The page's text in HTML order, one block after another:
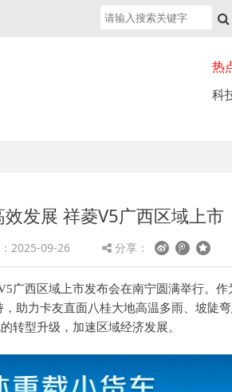
热
科
发展 祥菱V5广西区域上市
2025-09-26 分享：
广西区域 上市发布会在南宁圆满举行。 作
，助力卡友直面八桂大地高温多雨、坡陡
转型升级，加速区域经济发展。